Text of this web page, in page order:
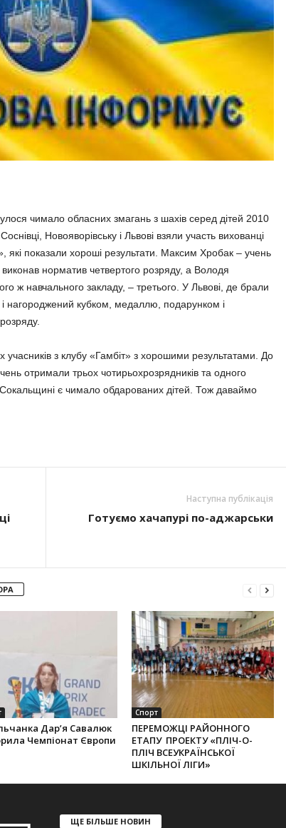
чимало обласних змагань з шахів серед дітей 2010
Новояворівську і Львові взяли участь вихованці
які показали хороші результати. Максим Хробак – учень
норматив четвертого розряду, а Володя
ж навчального закладу, – третього. У Львові, де брали
і нагороджений кубком, медаллю, подарунком і
з клубу «Гамбіт» з хорошими результатами. До
отримали трьох чотирьохрозрядників та одного
є чимало обдарованих дітей. Тож даваймо
Наступна публікація
Готуємо хачапурі по-аджарськи
Дар’я Савалюк
Чемпіонат Європи
Спорт
ПЕРЕМОЖЦІ РАЙОННОГО
ЕТАПУ ПРОЕКТУ «ПЛІЧ-О-
ПЛІЧ ВСЕУКРАЇНСЬКОЇ
ШКІЛЬНОЇ ЛІГИ»
ЩЕ БІЛЬШЕ НОВИН